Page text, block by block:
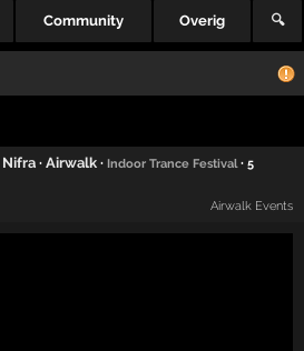
Community Overig 🔍
Nifra ·Airwalk ·Indoor Trance Festival·5
Airwalk Events